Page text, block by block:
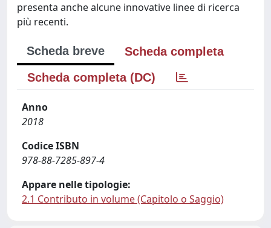
presenta anche alcune innovative linee di ricerca
più recenti.
Scheda breve
Scheda completa
Scheda completa (DC)
Anno
2018
Codice ISBN
978-88-7285-897-4
Appare nelle tipologie:
2.1 Contributo in volume (Capitolo o Saggio)